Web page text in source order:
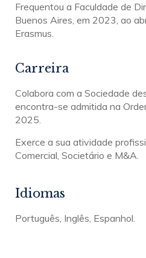
Frequentou a Faculdade de
Buenos Aires, em 2023, ao
Erasmus.
Carreira
Colabora com a Sociedade
encontra-se admitida na
2025.
Exerce a sua atividade
Comercial, Societário e M&A.
Idiomas
Português, Inglês, Espanhol.